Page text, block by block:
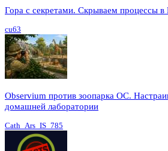
Гора с секретами. Скрываем процессы
cu63
Observium против зоопарка ОС.
домашней лаборатории
Cath_Ars_IS_785